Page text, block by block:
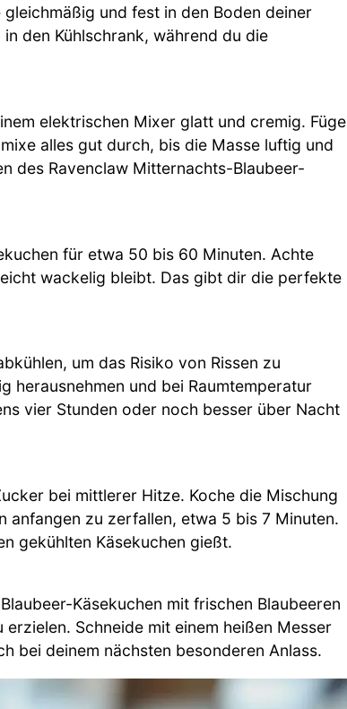
und fest in den Boden deiner
den Kühlschrank, während du die
elektrischen Mixer glatt und cremig. Füge
alles gut durch, bis die Masse luftig und
des Ravenclaw Mitternachts-Blaubeer-
für etwa 50 bis 60 Minuten. Achte
wackelig bleibt. Das gibt dir die perfekte
um das Risiko von Rissen zu
herausnehmen und bei Raumtemperatur
vier Stunden oder noch besser über Nacht
bei mittlerer Hitze. Koche die Mischung
anfangen zu zerfallen, etwa 5 bis 7 Minuten.
gekühlten Käsekuchen gießt.
Käsekuchen mit frischen Blaubeeren
Schneide mit einem heißen Messer
bei deinem nächsten besonderen Anlass.